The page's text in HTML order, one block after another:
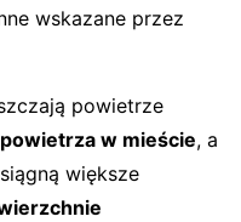
wskazane przez
powietrze
w mieście, a
większe